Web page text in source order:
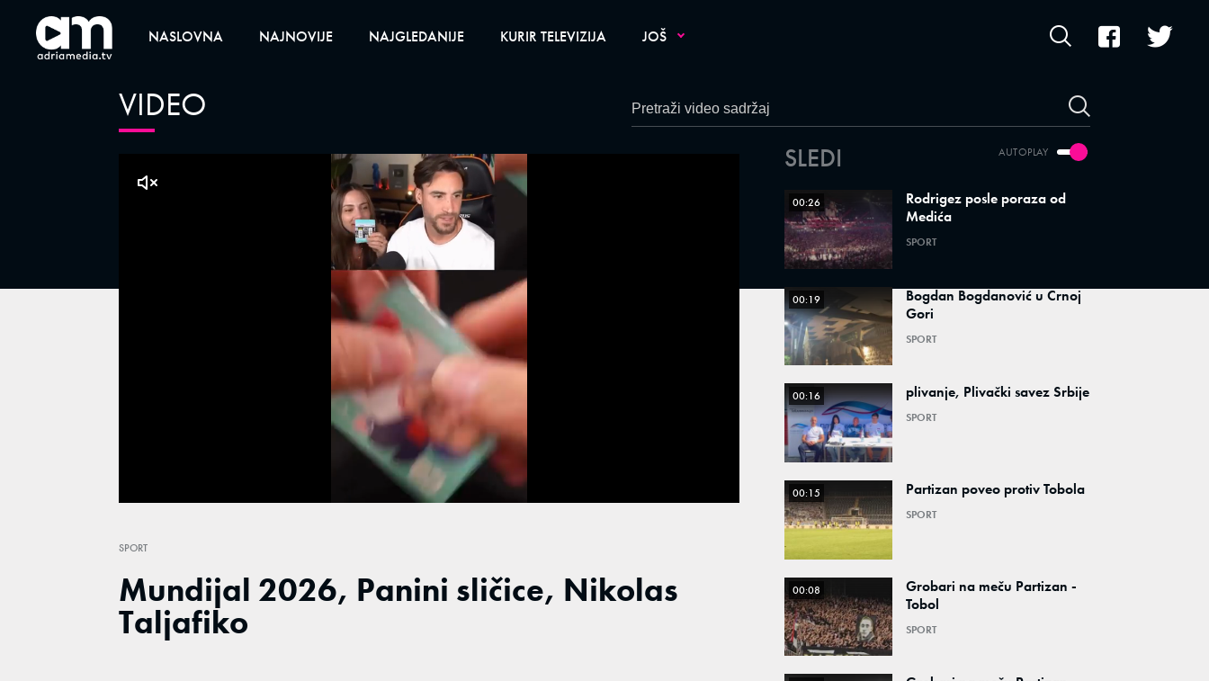
NASLOVNA NAJNOVIJE NAJGLEDANIJE KURIR TELEVIZIJA JOŠ
VIDEO
Unmute
Loaded:
100.00%
SPORT
Mundijal 2026, Panini sličice, Nikolas
Taljafiko
AUTOPLAY
SLEDI
00:26
Rodrigez posle poraza od
Medića
SPORT
00:19
Bogdan Bogdanović u Crnoj
Gori
SPORT
00:16 plivanje, Plivački savez Srbije
SPORT
00:15 Partizan poveo protiv Tobola
SPORT
00:08
Grobari na meču Partizan -
Tobol
SPORT